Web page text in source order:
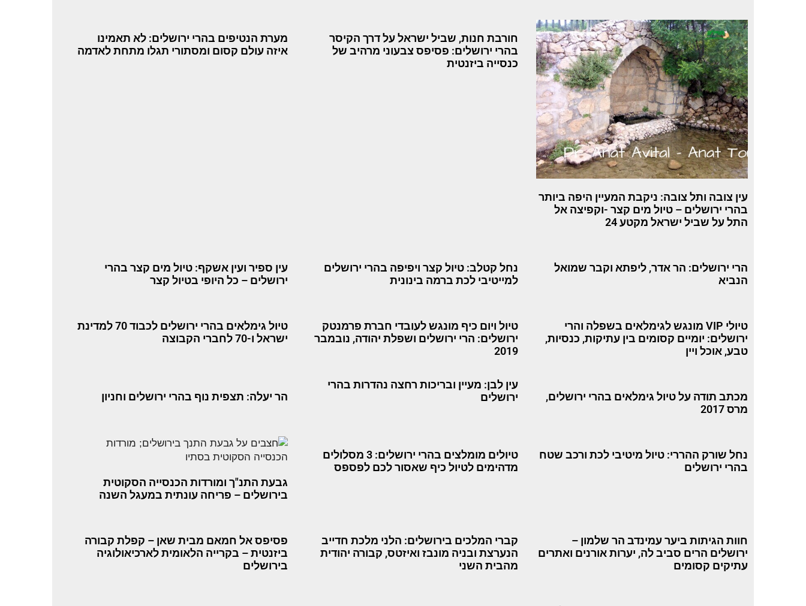
עין צובה ותל צובה: ניקבת המעיין היפה ביותר
בהרי ירושלים – טיול מים קצר -וקפיצה אל
התל על שביל ישראל מקטע 24
חורבת חנות, שביל ישראל על דרך הקיסר
בהרי ירושלים: פסיפס צבעוני מרהיב של
כנסייה ביזנטית
מערת הנטיפים בהרי ירושלים: לא תאמינו
איזה עולם קסום ומסתורי תגלו מתחת לאדמה
הרי ירושלים: הר אדר, ליפתא וקבר שמואל
הנביא
נחל קטלב: טיול קצר ויפיפה בהרי ירושלים
למייטיבי לכת ברמה בינונית
עין ספיר ועין אשקף: טיול מים קצר בהרי
ירושלים – כל היופי בטיול קצר
טיולי VIP מונגש לגימלאים בשפלה והרי
ירושלים: יומיים קסומים בין עתיקות, כנסיות,
טבע, אוכל ויין
טיול ויום כיף מונגש לעובדי חברת פרמנטק
ירושלים: הרי ירושלים ושפלת יהודה, נובמבר
2019
טיול גימלאים בהרי ירושלים לכבוד 70 למדינת
ישראל ו-70 לחברי הקבוצה
מכתב תודה על טיול גימלאים בהרי ירושלים,
מרס 2017
עין לבן: מעיין ובריכות רחצה נהדרות בהרי
ירושלים
הר יעלה: תצפית נוף בהרי ירושלים וחניון
נחל שורק ההררי: טיול מיטיבי לכת ורכב שטח
בהרי ירושלים
טיולים מומלצים בהרי ירושלים: 3 מסלולים
מדהימים לטיול כיף שאסור לכם לפספס
גבעת התנ"ך ומורדות הכנסייה הסקוטית
בירושלים – פריחה עונתית במעגל השנה
חוות הגיתות ביער עמינדב הר שלמון –
ירושלים הרים סביב לה, יערות אורנים ואתרים
עתיקים קסומים
קברי המלכים בירושלים: הלני מלכת חדייב
הנערצת ובניה מונבז ואיזטס, קבורה יהודית
מהבית השני
פסיפס אל חמאם מבית שאן – קפלת קבורה
ביזנטית – בקרייה הלאומית לארכיאולוגיה
בירושלים